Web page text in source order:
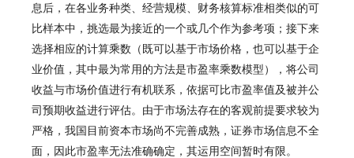
息后，在各业务种类、经营规模、财务核算标准相类似的可
比样本中，挑选最为接近的一个或几个作为参考项；接下来
选择相应的计算乘数（既可以基于市场价格，也可以基于企
业价值，其中最为常用的方法是市盈率乘数模型），将公司
收益与市场价值进行有机联系，依据可比市盈率值及被并公
司预期收益进行评估。由于市场法存在的客观前提要求较为
严格，我国目前资本市场尚不完善成熟，证券市场信息不全
面，因此市盈率无法准确确定，其运用空间暂时有限。